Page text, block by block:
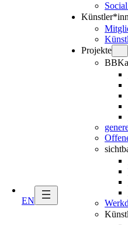
EN
Projekte